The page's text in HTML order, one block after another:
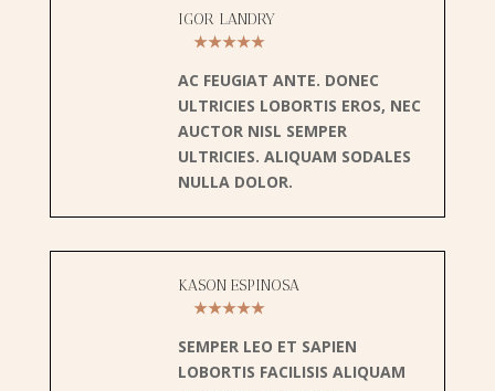
IGOR LANDRY
★★★★★
AC FEUGIAT ANTE. DONEC
ULTRICIES LOBORTIS EROS, NEC
AUCTOR NISL SEMPER
ULTRICIES. ALIQUAM SODALES
NULLA DOLOR.
KASON ESPINOSA
★★★★★
SEMPER LEO ET SAPIEN
LOBORTIS FACILISIS ALIQUAM